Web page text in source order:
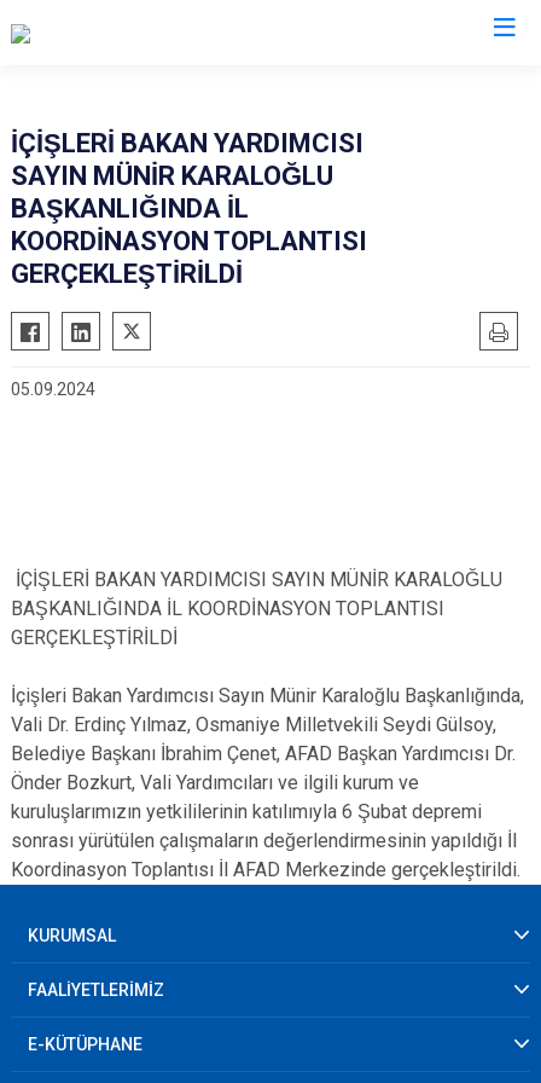
İÇİŞLERİ BAKAN YARDIMCISI
SAYIN MÜNİR KARALOĞLU
BAŞKANLIĞINDA İL
KOORDİNASYON TOPLANTISI
GERÇEKLEŞTİRİLDİ
05.09.2024
İÇİŞLERİ BAKAN YARDIMCISI SAYIN MÜNİR KARALOĞLU
BAŞKANLIĞINDA İL KOORDİNASYON TOPLANTISI
GERÇEKLEŞTİRİLDİ
İçişleri Bakan Yardımcısı Sayın Münir Karaloğlu Başkanlığında,
Vali Dr. Erdinç Yılmaz, Osmaniye Milletvekili Seydi Gülsoy,
Belediye Başkanı İbrahim Çenet, AFAD Başkan Yardımcısı Dr.
Önder Bozkurt, Vali Yardımcıları ve ilgili kurum ve
kuruluşlarımızın yetkililerinin katılımıyla 6 Şubat depremi
sonrası yürütülen çalışmaların değerlendirmesinin yapıldığı İl
Koordinasyon Toplantısı İl AFAD Merkezinde gerçekleştirildi.
KURUMSAL
FAALİYETLERİMİZ
E-KÜTÜPHANE